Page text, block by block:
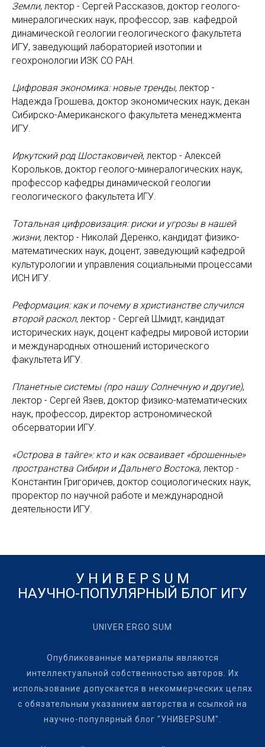
Земли, лектор - Сергей Рассказов, доктор геолого-
минералогических наук, профессор, зав. кафедрой
динамической геологии геологического факультета
ИГУ, заведующий лабораторией изотопии и
геохронологии ИЗК СО РАН.
Цифровая экономика: новые тренды, лектор -
Надежда Грошева, доктор экономических наук, декан
Сибирско-Американского факультета менеджмента
ИГУ.
Иркутский род Шостаковичей, лектор - Алексей
Корольков, доктор геолого-минералогических наук,
профессор кафедры динамической геологии
геологического факультета ИГУ.
Тотальная цифровизация: риски и угрозы в нашей
жизни, лектор - Николай Деренко, кандидат физико-
математических наук, доцент, заведующий кафедрой
культурологии и управления социальными процессами
ИСН ИГУ.
Реформация: как и почему в христианстве случился
второй раскол, лектор - Сергей Шмидт, кандидат
исторических наук, доцент кафедры мировой истории
и международных отношений исторического
факультета ИГУ.
Планетные системы (про нашу Солнечную и другие),
лектор - Сергей Язев, доктор физико-математических
наук, профессор, директор астрономической
обсерватории ИГУ.
«Острова в тайге»: кто и как осваивает «брошенные»
пространства Сибири и Дальнего Востока, лектор -
Константин Григоричев, доктор социологических наук,
проректор по научной работе и международной
деятельности ИГУ.
У Н И В Е Р S U M
НАУЧНО-ПОПУЛЯРНЫЙ БЛОГ ИГУ
UNIVER ERGO SUM
Опубликованные материалы являются
интеллектуальной собственностью авторов. Их
использование допускается в некоммерческих целях
с обязательным указанием авторства и ссылкой на
научно-популярный блог "УНИВЕРSUM".